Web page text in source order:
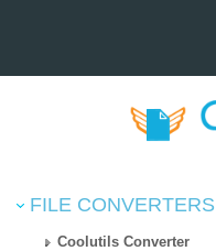
FILE CONVERTERS
Coolutils Converter